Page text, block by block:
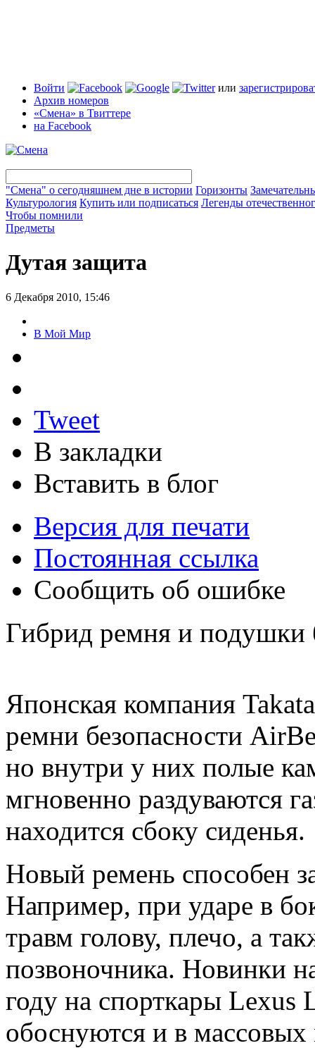
Войти или
Архив номеров
«Смена» в Твиттере
на Facebook
"Смена" о сегодняшнем дне в истории Горизонты
Культурология Купить или подписаться Легенды
Чтобы помнили
Предметы
Дутая защита
6 Декабря 2010, 15:46
В Мой Мир
Tweet
В закладки
Вставить в блог
Версия для печати
Постоянная ссылка
Сообщить об ошибке
Гибрид ремня и подушки
Японская компания
ремни безопасности
но внутри у них полые
мгновенно раздуваются
находится сбоку сиденья.
Новый ремень способен
Например, при ударе в
травм голову, плечо, а
позвоночника. Новинки
году на спорткары Lexus
обоснуются и в массовых